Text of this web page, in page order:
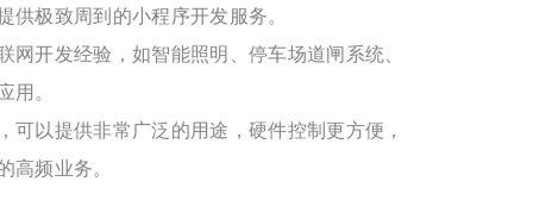
供极致周到的小程序开发服务。
网开发经验，如智能照明、停车场道闸系统、
用。
可以提供非常广泛的用途，硬件控制更方便，
高频业务。